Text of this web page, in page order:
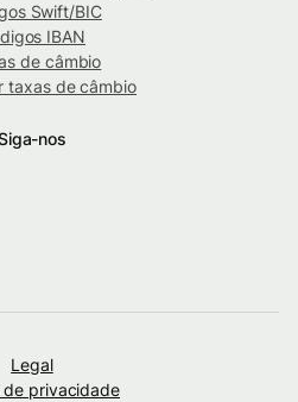
Swift/BIC
IBAN
de câmbio
taxas de câmbio
nos
Legal
de privacidade